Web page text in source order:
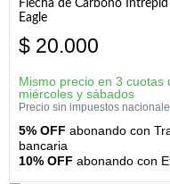
Flecha de Carbono
Eagle
$ 20.000
Mismo precio en 3 cuotas
miércoles y sábados
Precio sin impuestos
5% OFF abonando con
bancaria
10% OFF abonando con